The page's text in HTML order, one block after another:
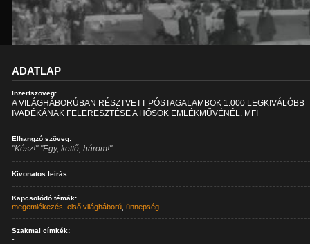
ADATLAP
Inzertszöveg:
A VILÁGHÁBORÚBAN RÉSZTVETT PÓSTAGALAMBOK 1.000 LEGKIVÁLÓBB
IVADÉKÁNAK FELERESZTÉSE A HŐSÖK EMLÉKMŰVÉNÉL. MFI
Elhangzó szöveg:
"Kész!" "Egy, kettő, három!"
Kivonatos leírás:
Kapcsolódó témák:
megemlékezés ,első világháború ,ünnepség
Szakmai címkék:
-